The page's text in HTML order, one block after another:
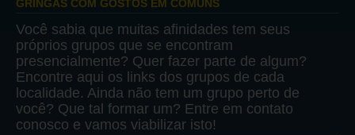
GRINGAS COM GOSTOS EM COMUNS
Você sabia que muitas afinidades tem seus
próprios grupos que se encontram
presencialmente? Quer fazer parte de algum?
Encontre aqui os links dos grupos de cada
localidade. Ainda não tem um grupo perto de
você? Que tal formar um? Entre em contato
conosco e vamos viabilizar isto!